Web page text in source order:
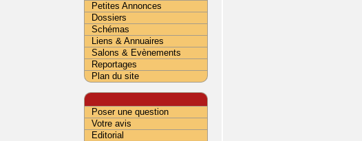
Petites Annonces
Dossiers
Schémas
Liens & Annuaires
Salons & Evènements
Reportages
Plan du site
Poser une question
Votre avis
Editorial